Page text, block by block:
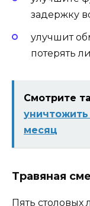
задержку
улучшит
потерять
Смотрите
месяц
Травяная
Пять столовых